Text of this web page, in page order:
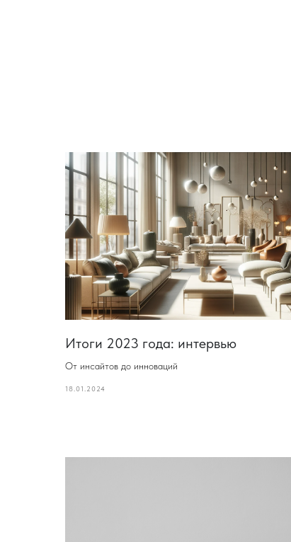
Итоги 2023 года: интервью
От инсайтов до инноваций
18.01.2024